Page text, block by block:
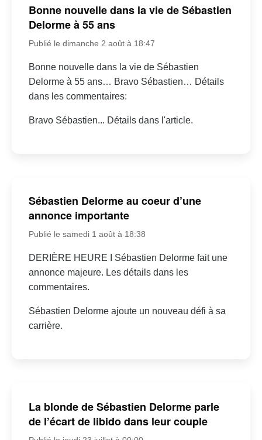
Bonne nouvelle dans la vie de Sébastien
Delorme à 55 ans
Publié le dimanche 2 août à 18:47
Bonne nouvelle dans la vie de Sébastien
Delorme à 55 ans… Bravo Sébastien… Détails
dans les commentaires:
Bravo Sébastien... Détails dans l'article.
Sébastien Delorme au coeur d’une
annonce importante
Publié le samedi 1 août à 18:38
DERIÈRE HEURE I Sébastien Delorme fait une
annonce majeure. Les détails dans les
commentaires.
Sébastien Delorme ajoute un nouveau défi à sa
carrière.
La blonde de Sébastien Delorme parle
de l’écart de libido dans leur couple